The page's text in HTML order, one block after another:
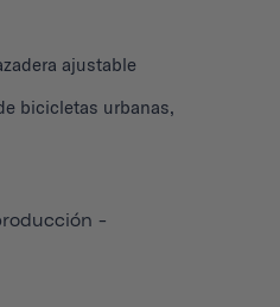
ajustable
bicicletas urbanas,
-